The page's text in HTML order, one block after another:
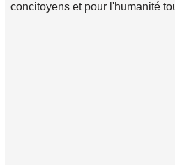
concitoyens et pour l'humanité